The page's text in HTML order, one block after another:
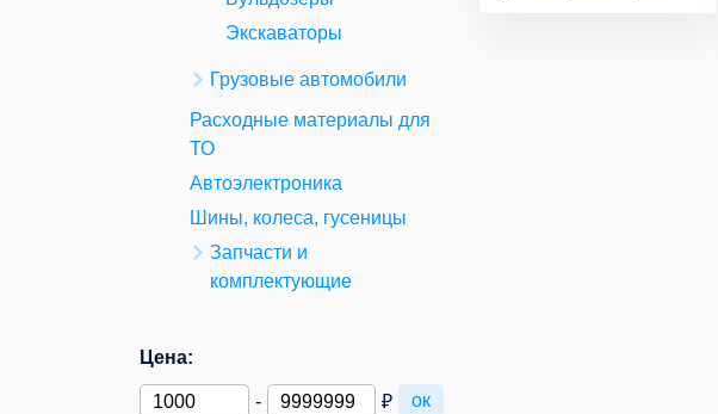
Экскаваторы
Грузовые автомобили
Расходные материалы для
ТО
Автоэлектроника
Шины, колеса, гусеницы
Запчасти и
комплектующие
Цена:
- ₽ ок